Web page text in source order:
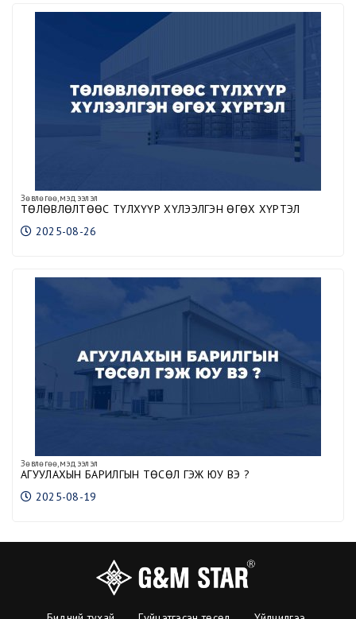
Зөвлөгөө,мэдээлэл
ТӨЛӨВЛӨЛТӨӨС ТҮЛХҮҮР ХҮЛЭЭЛГЭН ӨГӨХ ХҮРТЭЛ
2025-08-26
Зөвлөгөө,мэдээлэл
АГУУЛАХЫН БАРИЛГЫН ТӨСӨЛ ГЭЖ ЮУ ВЭ ?
2025-08-19